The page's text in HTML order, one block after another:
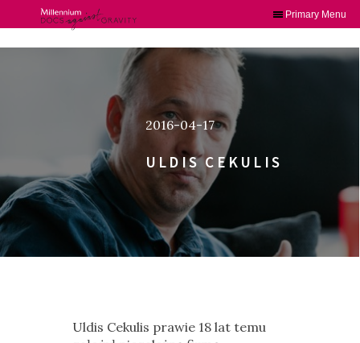
Primary Menu
2016-04-17
ULDIS CEKULIS
Uldis Cekulis prawie 18 lat temu